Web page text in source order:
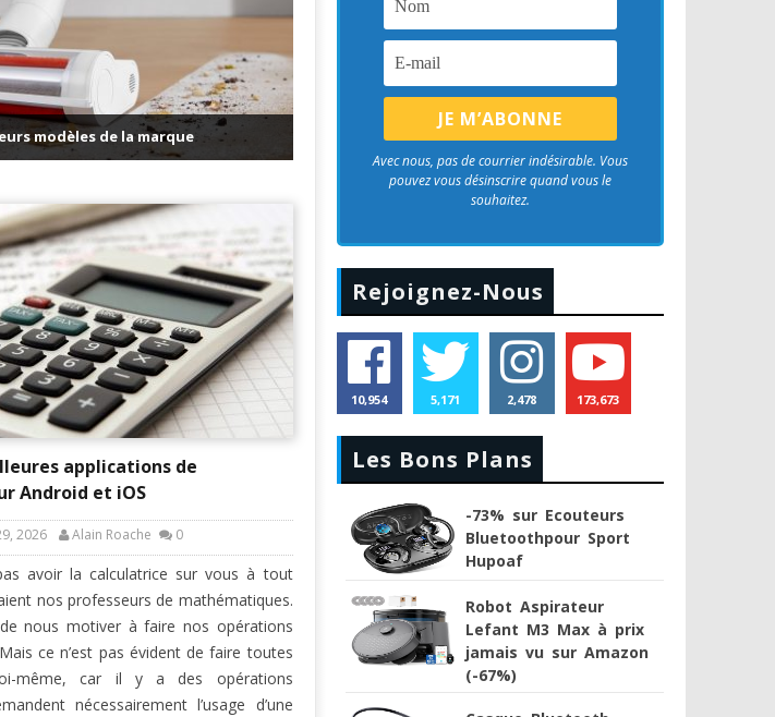
Top 10 des meilleurs jeux de cuisine
pour Android
Montres Connectées Huawei : Top 11 des meilleurs
applications de
Android et iOS
2026 Alain Roache 0
avoir la calculatrice sur vous à tout
nos professeurs de mathématiques.
nous motiver à faire nos opérations
ce n’est pas évident de faire toutes
même, car il y a des opérations
nécessairement l’usage d’une
Avec nous, pas de courrier indésirable. Vous
pouvez vous désinscrire quand vous le
souhaitez.
Rejoignez-Nous
10,954 5,171 2,478 173,673
Les Bons Plans
-73% sur Ecouteurs
Bluetoothpour Sport
Hupoaf
Robot Aspirateur
Lefant M3 Max à prix
jamais vu sur Amazon
(-67%)